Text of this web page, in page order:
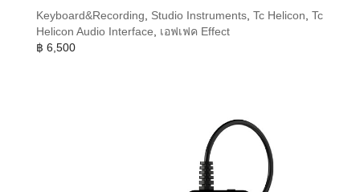
Keyboard&Recording Studio Instruments Tc Helicon Tc
Helicon Audio Interface
เอฟเฟค Effect
฿ 6,500